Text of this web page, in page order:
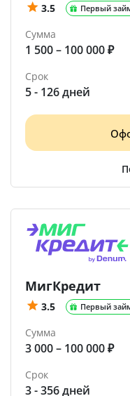
3.5 Первый
Сумма
1 500 – 100 000 ₽
Срок
5 - 126 дней
МигКредит
3.5 Первый
Сумма
3 000 – 100 000 ₽
Срок
3 - 356 дней